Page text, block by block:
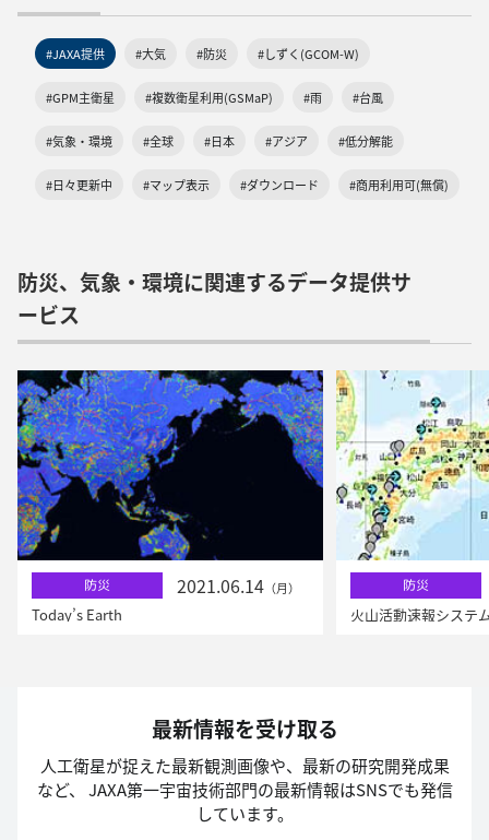
#JAXA提供 #大気 #防災 #しずく(GCOM-W)
#GPM主衛星 #複数衛星利用(GSMaP) #雨 #台風
#気象・環境 #全球 #日本 #アジア #低分解能
#日々更新中 #マップ表示 #ダウンロード #商用利用可(無償)
防災、気象・環境に関連するデータ提供サ
ービス
防災 2021.06.14 （月）
Today’s Earth
防災
火山活動速報システ
最新情報を受け取る
人工衛星が捉えた最新観測画像や、最新の研究開発成果
など、
JAXA第一宇宙技術部門の最新情報はSNSでも発信
しています。